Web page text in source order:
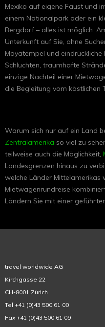
Mexiko auf eigene Faust und
einem Nationalpark oder ein
Bergdorf – alles ist möglich.
Unterkunft auf Sie, ohne
Mayatempel und
Schluchten, traumhafte
einzige Nachteil einer
die Begleitung vom köstlichen
Warum sich nur auf ein Land
Zentralamerika so viel zu
teilweise auch die Möglichkeit,
Landesgrenzen hinaus zu
welche Länder Mittelamerikas
Mietwagenrundreise
Ländern Sie mit einer
travel worldwide AG
Kirchgasse 22
CH-8001 Zürich
Tel +41 (0)43 500 61 00
Fax +41 (0)43 500 61 09